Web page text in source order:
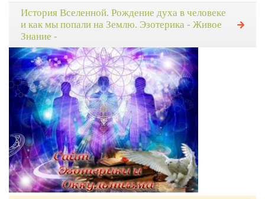
История Вселенной. Рождение духа в человеке
и как мы попали на Землю. Эзотерика - Живое
Знание -